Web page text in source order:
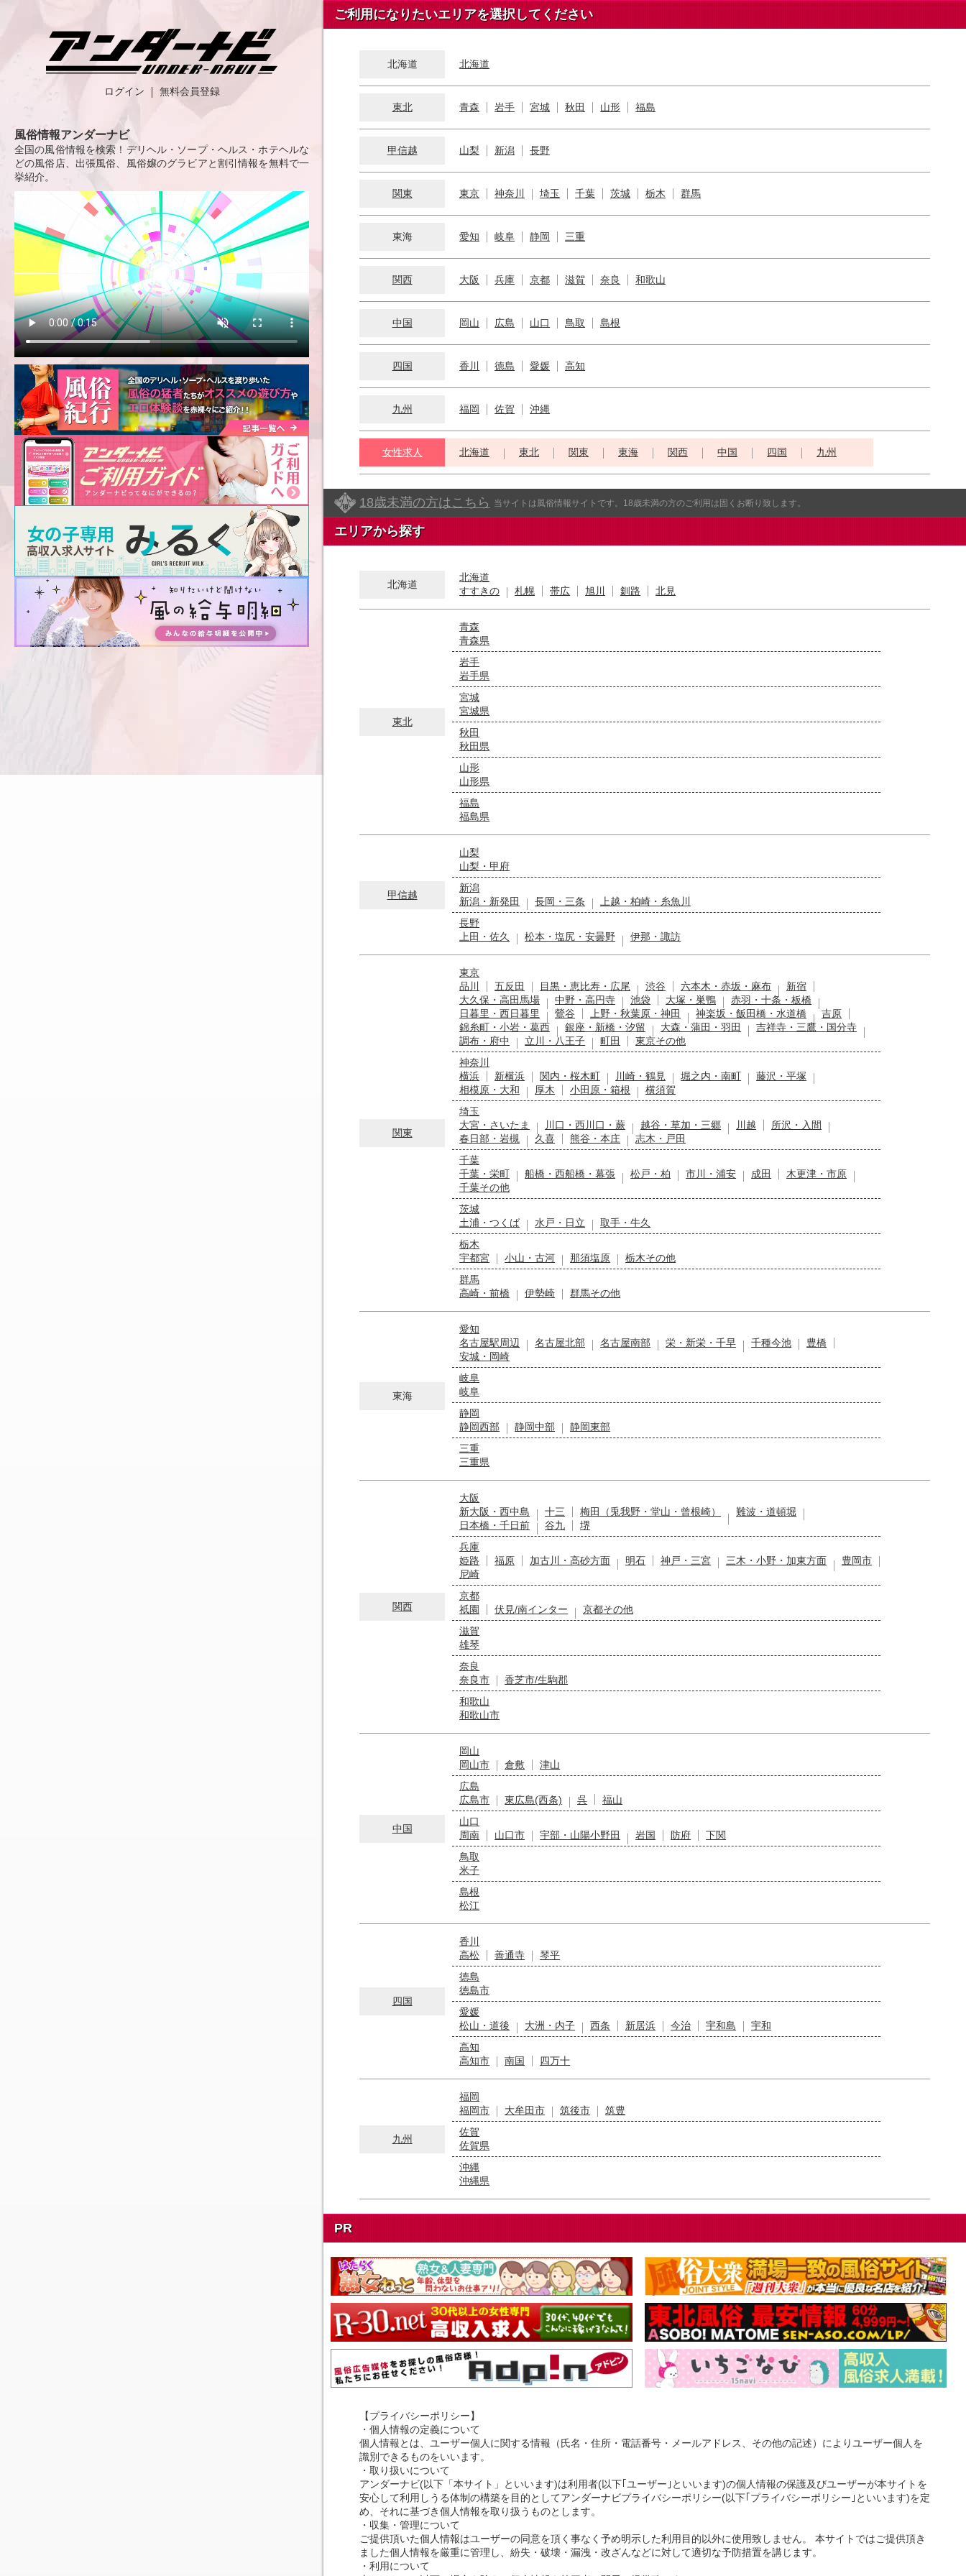
ログイン 無料会員登録
風俗情報アンダーナビ
全国の風俗情報を検索！デリヘル・ソープ・ヘルス・ホテヘルな
どの風俗店、出張風俗、風俗嬢のグラビアと割引情報を無料で一
挙紹介。
ご利用になりたいエリアを選択してください
北海道 北海道
東北 青森 岩手 宮城 秋田 山形 福島
甲信越 山梨 新潟 長野
関東 東京 神奈川 埼玉 千葉 茨城 栃木 群馬
東海 愛知 岐阜 静岡 三重
関西 大阪 兵庫 京都 滋賀 奈良 和歌山
中国 岡山 広島 山口 鳥取 島根
四国 香川 徳島 愛媛 高知
九州 福岡 佐賀 沖縄
女性求人 北海道 東北 関東 東海 関西 中国 四国 九州
18歳未満の方はこちら 当サイトは風俗情報サイトです。18歳未満の方のご利用は固くお断り致します。
エリアから探す
北海道
北海道
すすきの
札幌 帯広 旭川 釧路 北見
東北
青森
青森県
岩手
岩手県
宮城
宮城県
秋田
秋田県
山形
山形県
福島
福島県
甲信越
山梨
山梨・甲府
新潟
新潟・新発田
長岡・三条
上越・柏崎・糸魚川
長野
上田・佐久
松本・塩尻・安曇野 伊那・諏訪
関東
東京
品川
五反田 目黒・恵比寿・広尾 渋谷 六本木・赤坂・麻布
新宿
大久保・高田馬場
中野・高円寺 池袋 大塚・巣鴨
赤羽・十条・板橋
日暮里・西日暮里
鶯谷 上野・秋葉原・神田 神楽坂・飯田橋・水道橋
吉原
錦糸町・小岩・葛西
銀座・新橋・汐留 大森・蒲田・羽田
吉祥寺・三鷹・国分寺
調布・府中
立川・八王子 町田
東京その他
神奈川
横浜
新横浜 関内・桜木町 川崎・鶴見 堀之内・南町
藤沢・平塚
相模原・大和
厚木 小田原・箱根
横須賀
埼玉
大宮・さいたま
川口・西川口・蕨 越谷・草加・三郷 川越
所沢・入間
春日部・岩槻
久喜 熊谷・本庄
志木・戸田
千葉
千葉・栄町
船橋・西船橋・幕張 松戸・柏 市川・浦安 成田
木更津・市原
千葉その他
茨城
土浦・つくば
水戸・日立
取手・牛久
栃木
宇都宮
小山・古河 那須塩原
栃木その他
群馬
高崎・前橋
伊勢崎 群馬その他
東海
愛知
名古屋駅周辺
名古屋北部 名古屋南部 栄・新栄・千早 千種今池
豊橋
安城・岡崎
岐阜
岐阜
静岡
静岡西部
静岡中部
静岡東部
三重
三重県
関西
大阪
新大阪・西中島
十三 梅田（兎我野・堂山・曾根崎）
難波・道頓堀
日本橋・千日前
谷九
堺
兵庫
姫路
福原 加古川・高砂方面 明石 神戸・三宮 三木・小野・加東方面
豊岡市
尼崎
京都
祇園
伏見/南インター
京都その他
滋賀
雄琴
奈良
奈良市
香芝市/生駒郡
和歌山
和歌山市
中国
岡山
岡山市
倉敷
津山
広島
広島市
東広島(西条) 呉
福山
山口
周南
山口市 宇部・山陽小野田 岩国 防府
下関
鳥取
米子
島根
松江
四国
香川
高松
善通寺
琴平
徳島
徳島市
愛媛
松山・道後
大洲・内子 西条 新居浜 今治 宇和島
宇和
高知
高知市
南国 四万十
九州
福岡
福岡市
大牟田市 筑後市
筑豊
佐賀
佐賀県
沖縄
沖縄県
PR
【プライバシーポリシー】
・個人情報の定義について
個人情報とは、ユーザー個人に関する情報（氏名・住所・電話番号・メールアドレス、その他の記述）によりユーザー個人を
識別できるものをいいます。
・取り扱いについて
アンダーナビ(以下「本サイト」といいます)は利用者(以下｢ユーザー｣といいます)の個人情報の保護及びユーザーが本サイトを
安心して利用しうる体制の構築を目的としてアンダーナビプライバシーポリシー(以下｢プライバシーポリシー｣といいます)を定
め、それに基づき個人情報を取り扱うものとします。
・収集・管理について
ご提供頂いた個人情報はユーザーの同意を頂く事なく予め明示した利用目的以外に使用致しません。 本サイトではご提供頂き
ました個人情報を厳重に管理し、紛失・破壊・漏洩・改ざんなどに対して適切な予防措置を講じます。
・利用について